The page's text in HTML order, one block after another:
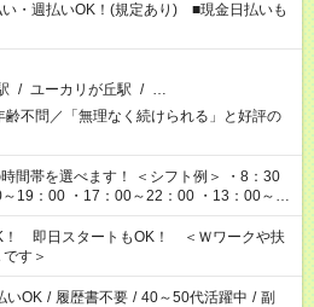
・週払いOK！(規定あり) ■現金日払いも
/ ユーカリが丘駅 / …
齢不問／「無理なく続けられる」と好評の
19：00 ・17：00～22：00 ・13：00～
6：00 など
！ 即日スタートもOK！ ＜Ｗワークや扶
す＞
いOK / 履歴書不要 / 40～50代活躍中 / 副